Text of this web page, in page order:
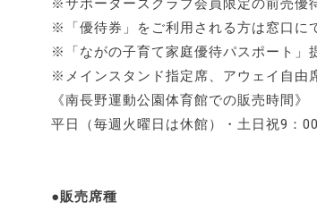
※「優待券」をご利用される方は窓口に
※「ながの子育て家庭優待パスポート」
※メインスタンド指定席、アウェイ自由
《南長野運動公園体育館での販売時間》
平日（毎週火曜日は休館）・土日祝9：
●販売席種